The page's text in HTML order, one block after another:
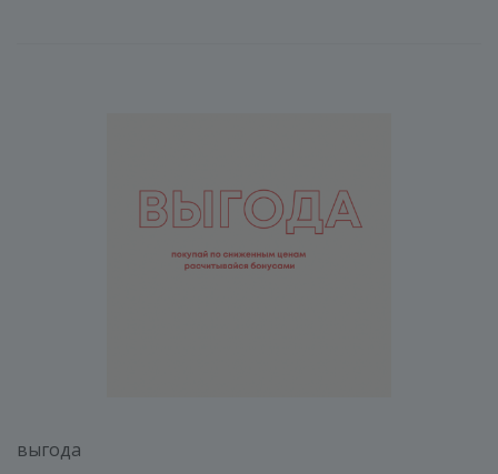
выгода